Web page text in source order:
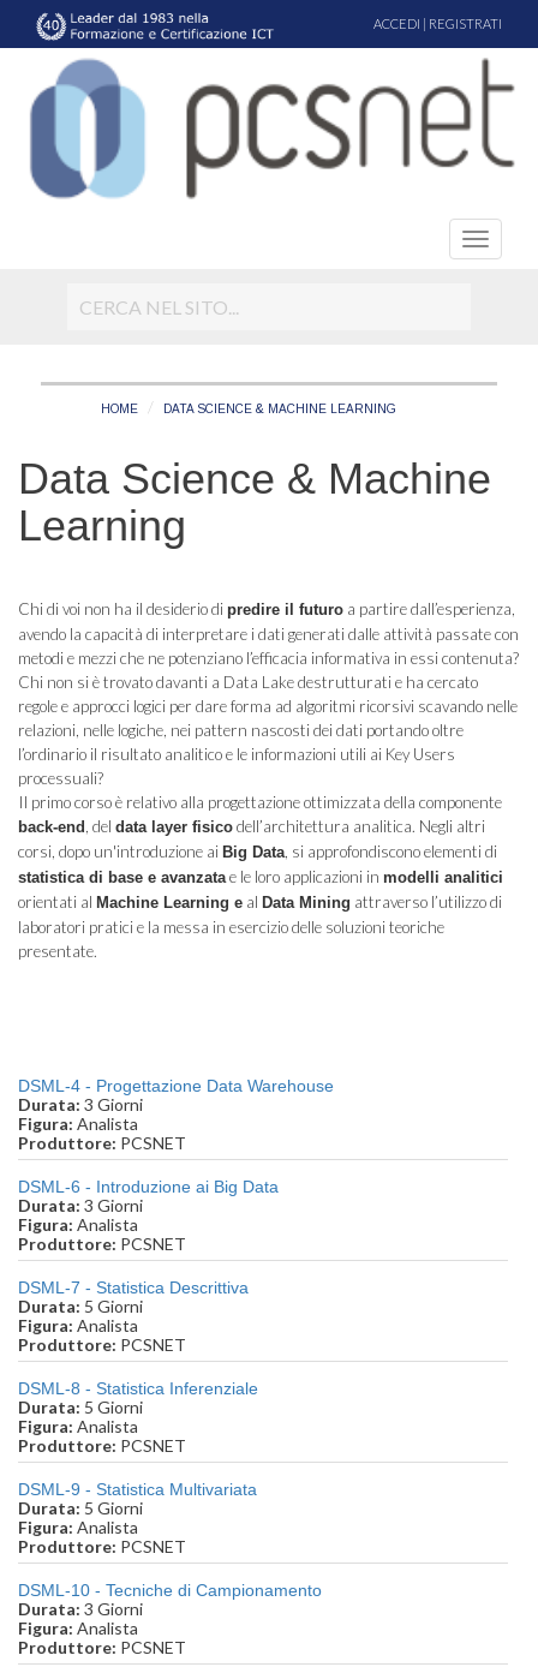
ACCEDI | REGISTRATI
HOME DATA SCIENCE & MACHINE LEARNING
Data Science & Machine
Learning
Chi di voi non ha il desiderio di predire il futuro a partire dall’esperienza,
avendo la capacità di interpretare i dati generati dalle attività passate con
metodi e mezzi che ne potenziano l’efficacia informativa in essi contenuta?
Chi non si è trovato davanti a Data Lake destrutturati e ha cercato
regole e approcci logici per dare forma ad algoritmi ricorsivi scavando nelle
relazioni, nelle logiche, nei pattern nascosti dei dati portando oltre
l’ordinario il risultato analitico e le informazioni utili ai Key Users
processuali?
Il primo corso è relativo alla progettazione ottimizzata della componente
back-end , del data layer fisico dell’architettura analitica. Negli altri
corsi, dopo un'introduzione ai Big Data , si approfondiscono elementi di
statistica di base e avanzata e le loro applicazioni in modelli analitici
orientati al Machine Learning e al Data Mining attraverso l’utilizzo di
laboratori pratici e la messa in esercizio delle soluzioni teoriche
presentate.
DSML-4 - Progettazione Data Warehouse
Durata: 3 Giorni
Figura: Analista
Produttore: PCSNET
DSML-6 - Introduzione ai Big Data
Durata: 3 Giorni
Figura: Analista
Produttore: PCSNET
DSML-7 - Statistica Descrittiva
Durata: 5 Giorni
Figura: Analista
Produttore: PCSNET
DSML-8 - Statistica Inferenziale
Durata: 5 Giorni
Figura: Analista
Produttore: PCSNET
DSML-9 - Statistica Multivariata
Durata: 5 Giorni
Figura: Analista
Produttore: PCSNET
DSML-10 - Tecniche di Campionamento
Durata: 3 Giorni
Figura: Analista
Produttore: PCSNET